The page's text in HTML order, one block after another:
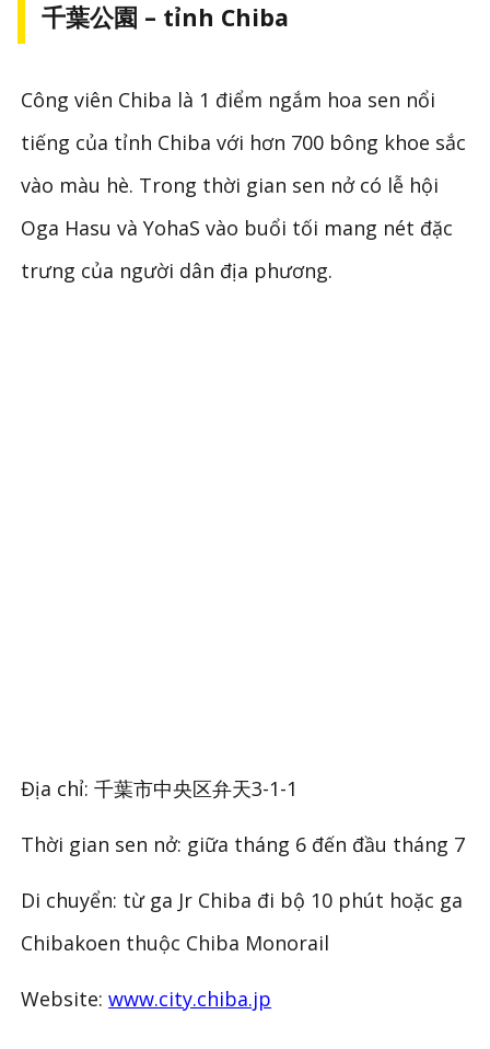
千葉公園 – tỉnh Chiba
Công viên Chiba là 1 điểm ngắm hoa sen nổi
tiếng của tỉnh Chiba với hơn 700 bông khoe sắc
vào màu hè. Trong thời gian sen nở có lễ hội
Oga Hasu và YohaS vào buổi tối mang nét đặc
trưng của người dân địa phương.
Địa chỉ: 千葉市中央区弁天3-1-1
Thời gian sen nở: giữa tháng 6 đến đầu tháng 7
Di chuyển: từ ga Jr Chiba đi bộ 10 phút hoặc ga
Chibakoen thuộc Chiba Monorail
Website:www.city.chiba.jp